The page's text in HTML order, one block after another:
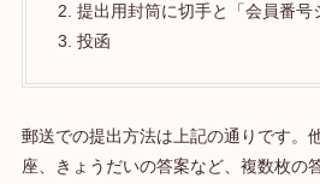
提出用封筒に切手と「会員番号
投函
郵送での提出方法は上記の通りです。
座、きょうだいの答案など、複数枚の